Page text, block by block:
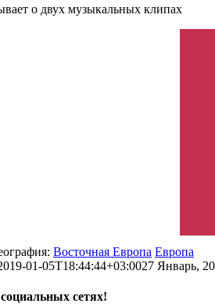
о двух музыкальных клипах
Восточная Европа Европа
01-05T18:44:44+03:0027 Январь,
сетях!